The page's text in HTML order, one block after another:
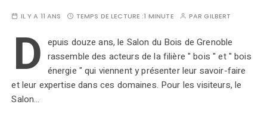
IL Y A 11 ANS TEMPS DE LECTURE :1 MINUTE PARGILBERT
D epuis douze ans, le Salon du Bois de Grenoble
rassemble des acteurs de la filière " bois " et " bois
énergie " qui viennent y présenter leur savoir-faire
et leur expertise dans ces domaines. Pour les visiteurs, le
Salon…